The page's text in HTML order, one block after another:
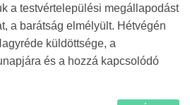
a testvértelepülési megállapodást
a barátság elmélyült. Hétvégén
küldöttsége, a
és a hozzá kapcsolódó